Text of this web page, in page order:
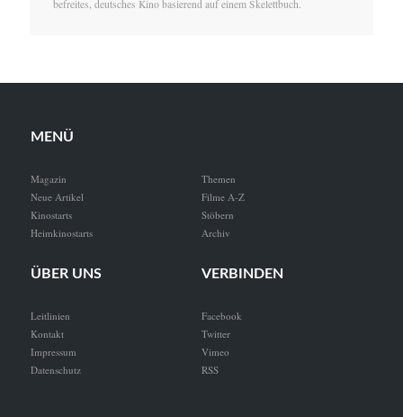
befreites, deutsches Kino basierend auf einem Skelettbuch.
MENÜ
Magazin
Neue Artikel
Kinostarts
Heimkinostarts
Themen
Filme A-Z
Stöbern
Archiv
ÜBER UNS
Leitlinien
Kontakt
Impressum
Datenschutz
VERBINDEN
Facebook
Twitter
Vimeo
RSS